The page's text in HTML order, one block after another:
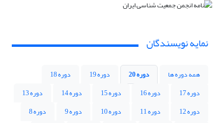
نمایه نویسندگان
همه دوره ها دوره 20 دوره 19
دوره 18
دوره 17
دوره 16 دوره 15 دوره 14
دوره 13
دوره 12
دوره 11 دوره 10 دوره 9
دوره 8